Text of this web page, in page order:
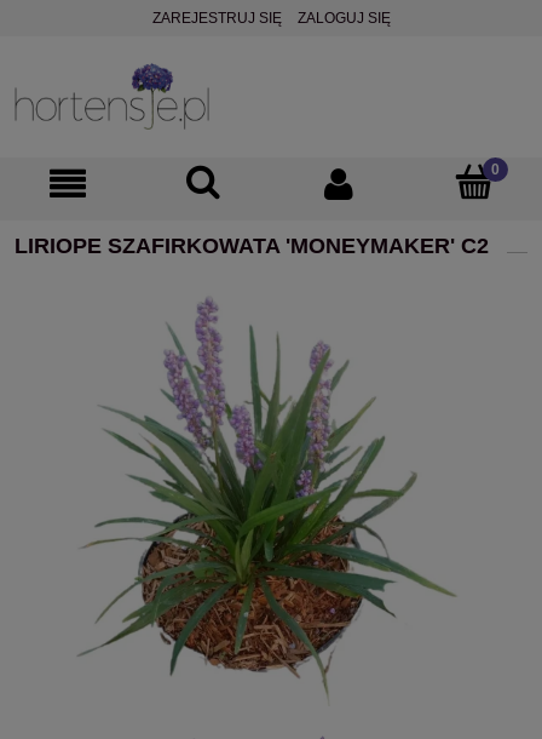
ZAREJESTRUJ SIĘ ZALOGUJ SIĘ
LIRIOPE SZAFIRKOWATA 'MONEYMAKER' C2